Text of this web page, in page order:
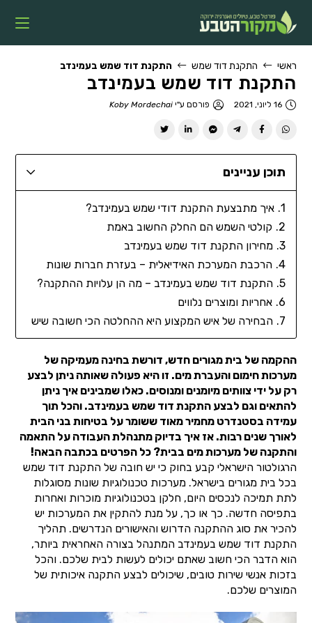
ראשי התקנת דוד שמש התקנת דוד שמש בעמינדב
התקנת דוד שמש בעמינדב
16 ליוני, 2021 פורסם ע"יKoby Mordechai
תוכן עניינים
איך מתבצעת התקנת דודי שמש בעמינדב?
קולטי השמש הם החלק החשוב באמת
מחירון התקנת דוד שמש בעמינדב
הרכבת המערכת האידיאלית – בעזרת חברות שונות
התקנת דוד שמש בעמינדב – מה הן עלויות ההתקנה?
אחריות ומוצרים נלווים
הבחירה של איש המקצוע היא ההחלטה הכי חשובה שיש
ההקמה של בית מגורים חדש, דורשת בחינה מעמיקה של
מערכות חימום והעברת מים. זו היא פעולה שאותה ניתן לבצע
רק על ידי צוותים מיומנים ומנוסים. כאלו שמבינים איך ניתן
להתאים וגם לבצע התקנת דוד שמש בעמינדב. והכל תוך
עמידה בסטנדרט מחמיר מאוד ששומר על בטיחות בני הבית
לאורך שנים רבות. אז איך בדיוק מתנהלת העבודה על התאמה
והתקנה של מערכות מים בבית? כל הפרטים בכתבה הבאה!
הרגולטור הישראלי קבע בחוק כי יש חובה של התקנת דוד שמש
בכל בית מגורים בישראל. מערכות טכנולוגיות שונות מסוגלות
לתת תמיכה לנכסים היום, חלקן בטכנולוגיות מוכרות ואחרות
בתפיסה חדשה. כך או כך, על מנת להתקין את המערכות יש
להכיר את סוג ההתקנה הדרוש והאישורים הנדרשים. תהליך
התקנת דוד שמש בעמינדב המתנהל בצורה האחראית ביותר,
הוא הדבר הכי חשוב שאתם יכולים לעשות לבית שלכם. והכל
בזכות אנשי שירות טובים, שיכולים לבצע התקנה איכותית של
המוצרים שלכם.